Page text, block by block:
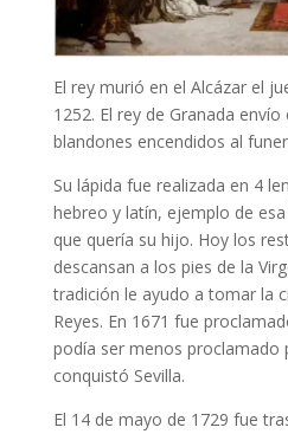
El rey murió en el Alcázar el
1252. El rey de Granada
blandones encendidos al
Su lápida fue realizada en 4
hebreo y latín, ejemplo de esa
que quería su hijo. Hoy los
descansan a los pies de la
tradición le ayudo a tomar la
Reyes. En 1671 fue